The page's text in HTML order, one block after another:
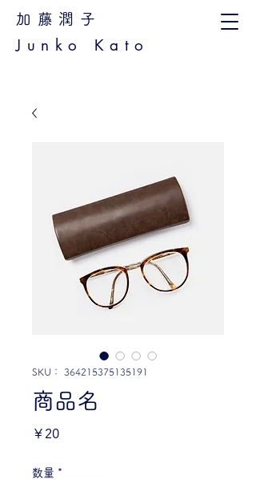
加藤潤子
Junko Kato
SKU： 364215375135191
商品名
￥20価
数量 *